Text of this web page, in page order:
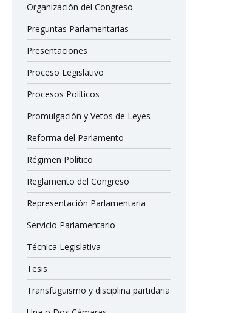
Organización del Congreso
Preguntas Parlamentarias
Presentaciones
Proceso Legislativo
Procesos Políticos
Promulgación y Vetos de Leyes
Reforma del Parlamento
Régimen Político
Reglamento del Congreso
Representación Parlamentaria
Servicio Parlamentario
Técnica Legislativa
Tesis
Transfuguismo y disciplina partidaria